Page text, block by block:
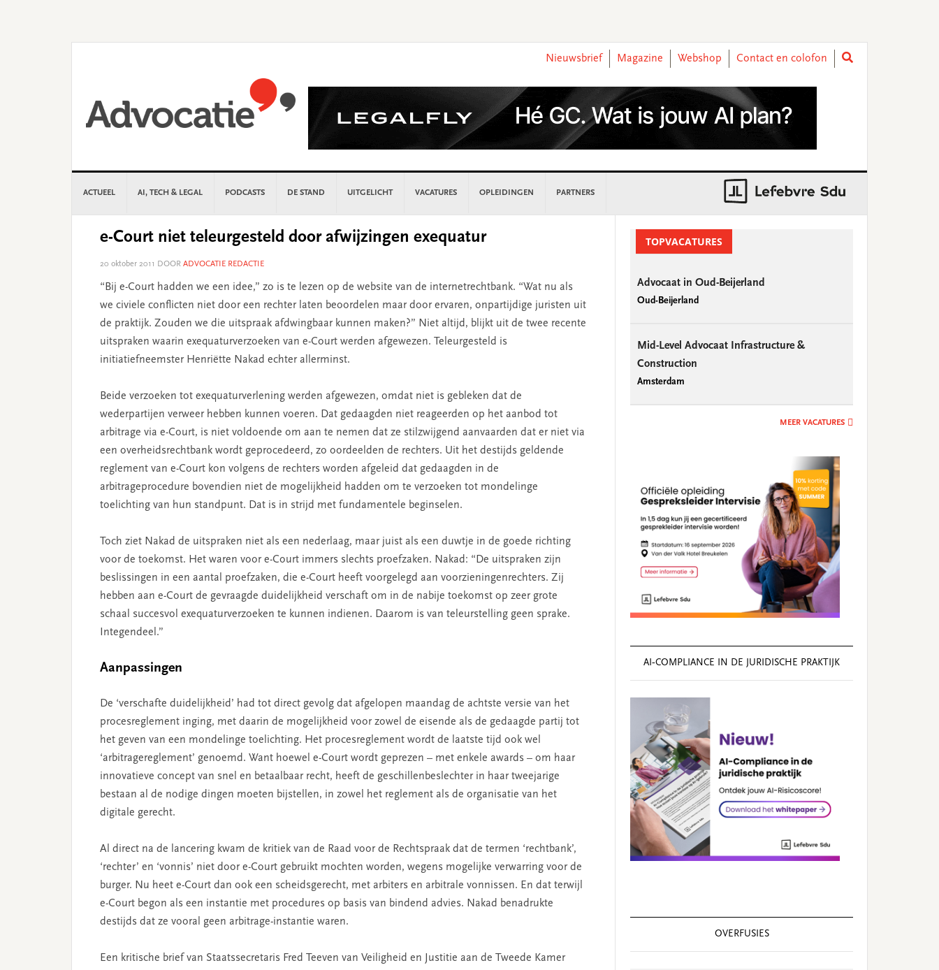
Nieuwsbrief
Magazine Webshop Contact en colofon
ACTUEEL AI, TECH & LEGAL PODCASTS DE STAND UITGELICHT VACATURES OPLEIDINGEN PARTNERS
e-Court niet teleurgesteld door afwijzingen exequatur
20 oktober 2011 DOOR ADVOCATIE REDACTIE
“Bij e-Court hadden we een idee,” zo is te lezen op de website van de internetrechtbank. “Wat nu als
we civiele conflicten niet door een rechter laten beoordelen maar door ervaren, onpartijdige juristen uit
de praktijk. Zouden we die uitspraak afdwingbaar kunnen maken?” Niet altijd, blijkt uit de twee recente
uitspraken waarin exequaturverzoeken van e-Court werden afgewezen. Teleurgesteld is
initiatiefneemster Henriëtte Nakad echter allerminst.
Beide verzoeken tot exequaturverlening werden afgewezen, omdat niet is gebleken dat de
wederpartijen verweer hebben kunnen voeren. Dat gedaagden niet reageerden op het aanbod tot
arbitrage via e-Court, is niet voldoende om aan te nemen dat ze stilzwijgend aanvaarden dat er niet via
een overheidsrechtbank wordt geprocedeerd, zo oordeelden de rechters. Uit het destijds geldende
reglement van e-Court kon volgens de rechters worden afgeleid dat gedaagden in de
arbitrageprocedure bovendien niet de mogelijkheid hadden om te verzoeken tot mondelinge
toelichting van hun standpunt. Dat is in strijd met fundamentele beginselen.
Toch ziet Nakad de uitspraken niet als een nederlaag, maar juist als een duwtje in de goede richting
voor de toekomst. Het waren voor e-Court immers slechts proefzaken. Nakad: “De uitspraken zijn
beslissingen in een aantal proefzaken, die e-Court heeft voorgelegd aan voorzieningenrechters. Zij
hebben aan e-Court de gevraagde duidelijkheid verschaft om in de nabije toekomst op zeer grote
schaal succesvol exequaturverzoeken te kunnen indienen. Daarom is van teleurstelling geen sprake.
Integendeel.”
Aanpassingen
De ‘verschafte duidelijkheid’ had tot direct gevolg dat afgelopen maandag de achtste versie van het
procesreglement inging, met daarin de mogelijkheid voor zowel de eisende als de gedaagde partij tot
het geven van een mondelinge toelichting. Het procesreglement wordt de laatste tijd ook wel
‘arbitragereglement’ genoemd. Want hoewel e-Court wordt geprezen – met enkele awards – om haar
innovatieve concept van snel en betaalbaar recht, heeft de geschillenbeslechter in haar tweejarige
bestaan al de nodige dingen moeten bijstellen, in zowel het reglement als de organisatie van het
digitale gerecht.
Al direct na de lancering kwam de kritiek van de Raad voor de Rechtspraak dat de termen ‘rechtbank’,
‘rechter’ en ‘vonnis’ niet door e-Court gebruikt mochten worden, wegens mogelijke verwarring voor de
burger. Nu heet e-Court dan ook een scheidsgerecht, met arbiters en arbitrale vonnissen. En dat terwijl
e-Court begon als een instantie met procedures op basis van bindend advies. Nakad benadrukte
destijds dat ze vooral geen arbitrage-instantie waren.
Een kritische brief van Staatssecretaris Fred Teeven van Veiligheid en Justitie aan de Tweede Kamer
SidebarTOPVACATURES
Advocaat in Oud-Beijerland
Oud-Beijerland
Mid-Level Advocaat Infrastructure &
Construction
Amsterdam
MEER VACATURES
AI‑COMPLIANCE IN DE JURIDISCHE PRAKTIJK
OVERFUSIES